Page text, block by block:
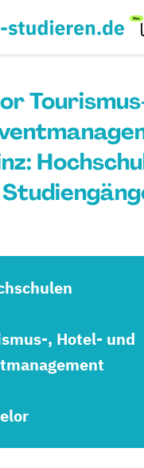
, Hotel- und